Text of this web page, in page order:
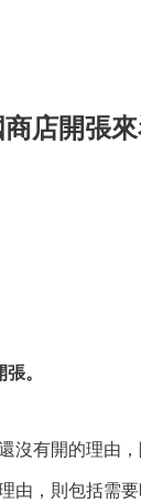
店開張
張。
沒有開的理由
由，則包括需